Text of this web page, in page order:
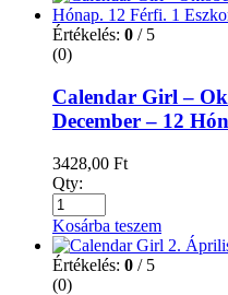
Értékelés: 0 / 5
(0)
Calendar Girl –
December – 12
3428,00 Ft
Qty:
Kosárba teszem
Értékelés: 0 / 5
(0)